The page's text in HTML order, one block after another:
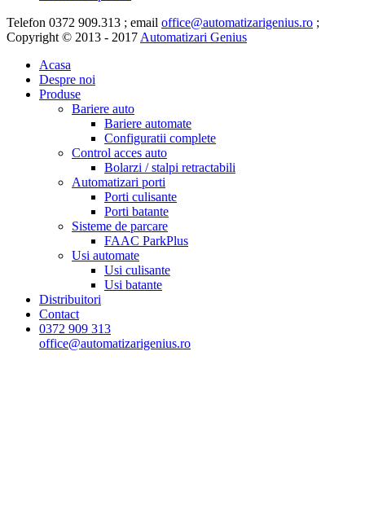
Telefon 0372 909.313 ; email office@automatizarigenius.ro ;
Copyright © 2013 - 2017 Automatizari Genius
Acasa
Despre noi
Produse
Bariere auto
Bariere automate
Configuratii complete
Control acces auto
Bolarzi / stalpi retractabili
Automatizari porti
Porti culisante
Porti batante
Sisteme de parcare
FAAC ParkPlus
Usi automate
Usi culisante
Usi batante
Distribuitori
Contact
0372 909 313
office@automatizarigenius.ro